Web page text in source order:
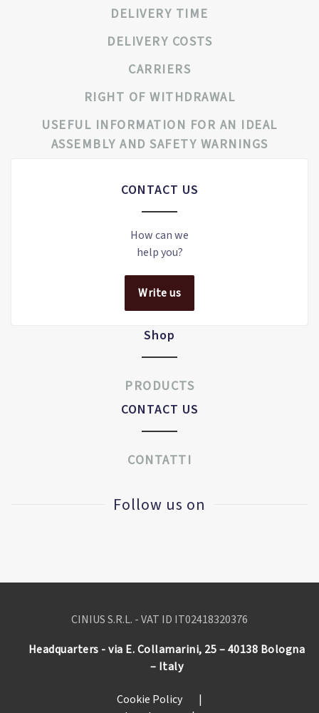
DELIVERY TIME
DELIVERY COSTS
CARRIERS
RIGHT OF WITHDRAWAL
USEFUL INFORMATION FOR AN IDEAL
ASSEMBLY AND SAFETY WARNINGS
CONTACT US
How can we
help you?
Write us
Shop
PRODUCTS
CONTACT US
CONTATTI
Follow us on
CINIUS S.R.L. - VAT ID IT02418320376
Headquarters - via E. Collamarini, 25 – 40138 Bologna
– Italy
Cookie Policy
|